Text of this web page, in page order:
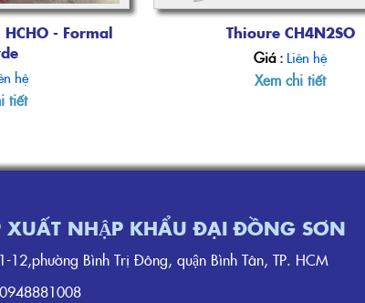
- Formal
hệ
tiết
Thioure CH4N2SO
Giá : Liên hệ
Xem chi tiết
XUẤT NHẬP KHẨU ĐẠI ĐỒNG SƠN
12,phường Bình Trị Đông, quận Bình Tân, TP. HCM